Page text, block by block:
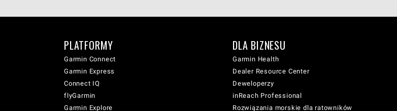
PLATFORMY
Garmin Connect
Garmin Express
Connect IQ
flyGarmin
Garmin Explore
DLA BIZNESU
Garmin Health
Dealer Resource Center
Deweloperzy
inReach Professional
Rozwiązania morskie dla ratowników